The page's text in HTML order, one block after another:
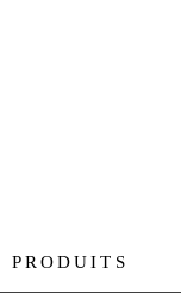
PRODUITS